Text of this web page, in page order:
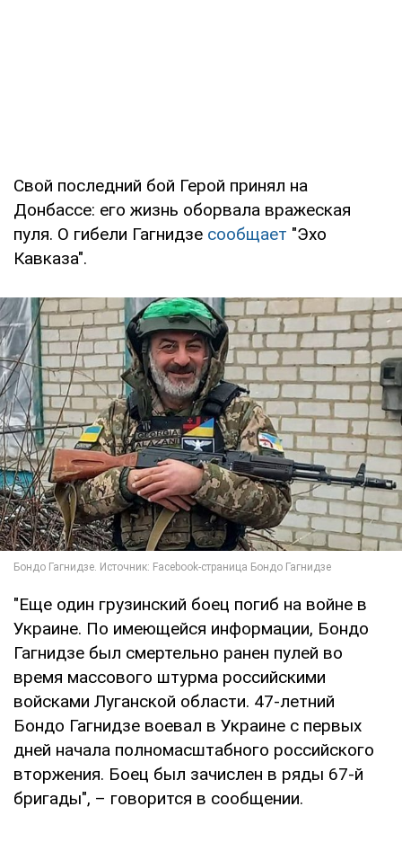
Свой последний бой Герой принял на
Донбассе: его жизнь оборвала вражеская
пуля. О гибели Гагнидзе сообщает "Эхо
Кавказа".
"Еще один грузинский боец погиб на войне в
Украине. По имеющейся информации, Бондо
Гагнидзе был смертельно ранен пулей во
время массового штурма российскими
войсками Луганской области. 47-летний
Бондо Гагнидзе воевал в Украине с первых
дней начала полномасштабного российского
вторжения. Боец был зачислен в ряды 67-й
бригады", – говорится в сообщении.